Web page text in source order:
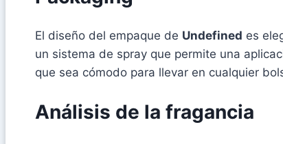
El diseño del empaque de Undefined es
un sistema de spray que permite una
que sea cómodo para llevar en cualquier
Análisis de la fragancia